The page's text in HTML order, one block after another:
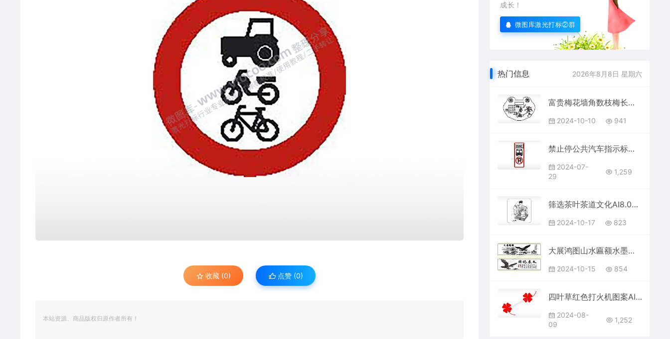
收藏 (0) 点赞 (0)
本站资源、商品版权归原作者所有！
成长！
微图库激光打标②群
热门信息 2026年8月8日 星期六
富贵梅花墙角数枝梅长命锁AI8.0格式激光打标文件通用矢量图
2024-10-10 941
禁止停公共汽车指示标公共标志AI8.0格式激光打标文件通用矢量图
2024-07-
29
1,259
筛选茶叶茶道文化AI8.0格式激光打标文件通用矢量图
2024-10-17 823
大展鸿图山水匾额水墨画AI8.0格式激光打标文件通用矢量图
2024-10-15 854
四叶草红色打火机图案AI8.0格式激光打标文件通用矢量图
2024-08-
09
1,252